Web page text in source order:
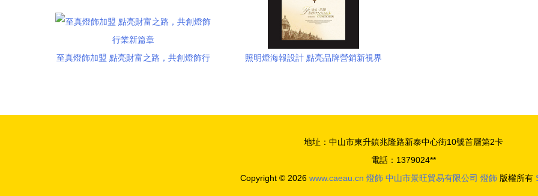
至真燈飾加盟 點亮財富之路，共創燈飾行
照明燈海報設計 點亮品牌營銷新視界
地址：中山市東升鎮兆隆路新泰中心街10號首層第2卡
電話：1379024**
Copyright © 2026 www.caeau.cn 燈飾 中山市景旺貿易有限公司 燈飾 版權所有